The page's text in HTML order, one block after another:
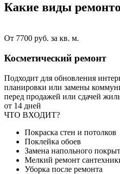
Какие виды
От 7700 руб. за кв. м.
Косметический ремонт
Подходит для обновления
планировки или замены
перед продажей или сдачей
от 14 дней
ЧТО ВХОДИТ?
Покраска стен и потолков
Поклейка обоев
Замена напольного
Мелкий ремонт
Уборка после ремонта